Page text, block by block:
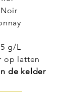
g/L
op latten
de kelder